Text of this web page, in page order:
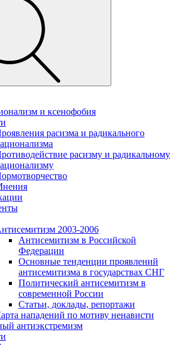
и ксенофобия
расизма и радикального
расизму и радикальному
2003-2006
Антисемитизм в Российской
Федерации
Основные тенденции проявлений
антисемитизма в государствах СНГ
Политический антисемитизм в
современной России
Статьи, доклады, репортажи
нападений по мотиву ненависти
антиэкстремизм